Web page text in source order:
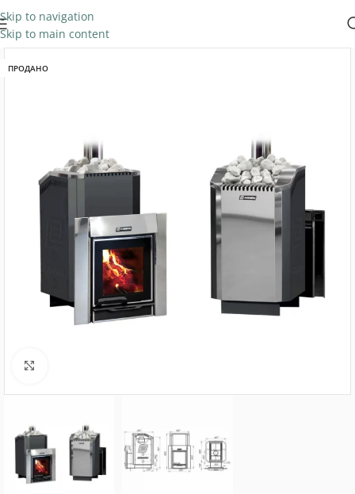
Skip to navigation
Skip to main content
ПРОДАНО